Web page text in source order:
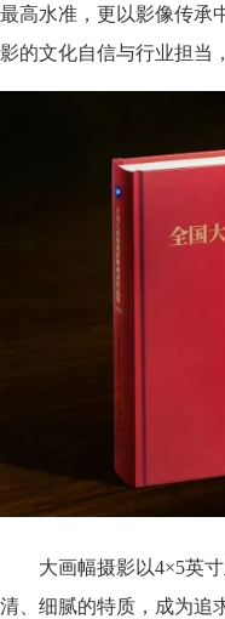
最高水准，更以影像传承
影的文化自信与行业担当
大画幅摄影以4×5英
清、细腻的特质，成为追